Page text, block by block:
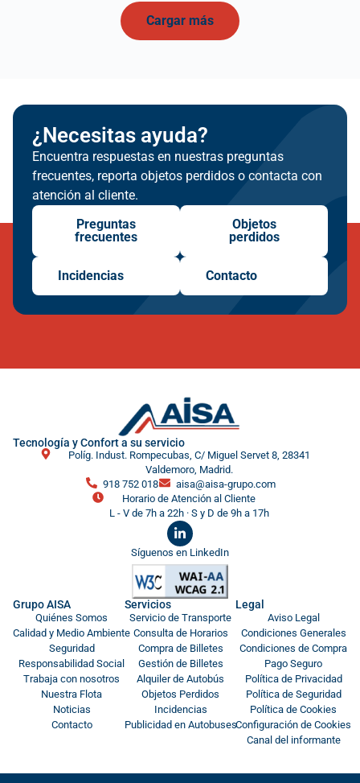
Cargar más
¿Necesitas ayuda?
Encuentra respuestas en nuestras preguntas
frecuentes, reporta objetos perdidos o contacta con
atención al cliente.
Preguntas
frecuentes
Objetos
perdidos
Incidencias Contacto
Tecnología y Confort a su servicio
Políg. Indust. Rompecubas, C/ Miguel Servet 8, 28341
Valdemoro, Madrid.
918 752 018
aisa@aisa-grupo.com
Horario de Atención al Cliente
L - V de 7h a 22h · S y D de 9h a 17h
Síguenos en LinkedIn
Grupo AISA
Quiénes Somos
Calidad y Medio Ambiente
Seguridad
Responsabilidad Social
Trabaja con nosotros
Nuestra Flota
Noticias
Contacto
Servicios
Servicio de Transporte
Consulta de Horarios
Compra de Billetes
Gestión de Billetes
Alquiler de Autobús
Objetos Perdidos
Incidencias
Publicidad en Autobuses
Legal
Aviso Legal
Condiciones Generales
Condiciones de Compra
Pago Seguro
Política de Privacidad
Política de Seguridad
Política de Cookies
Configuración de Cookies
Canal del informante